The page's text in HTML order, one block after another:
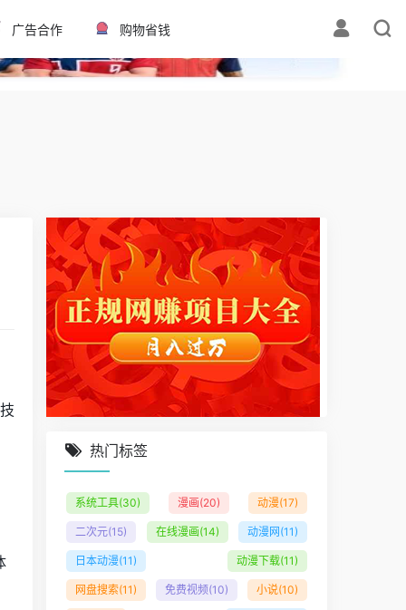
✕
广告合作 购物省钱
热门标签
系统工具(30) 漫画(20) 动漫(17)
二次元(15) 在线漫画(14) 动漫网 (11)
日本动漫(11) 动漫下载(11)
网盘搜索(11) 免费视频(10) 小说(10)